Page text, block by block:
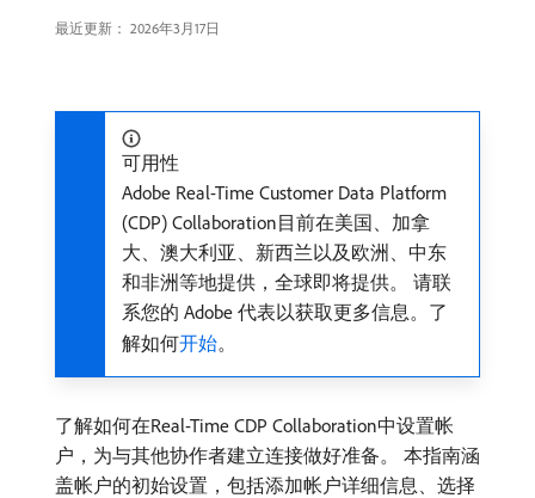
最近更新： 2026年3月17日
可用性
Adobe Real-Time Customer Data Platform
(CDP) Collaboration目前在美国、加拿
大、澳大利亚、新西兰以及欧洲、中东
和非洲等地提供，全球即将提供。 请联
系您的 Adobe 代表以获取更多信息。了
解如何开始。
了解如何在Real-Time CDP Collaboration中设置帐
户，为与其他协作者建立连接做好准备。 本指南涵
盖帐户的初始设置，包括添加帐户详细信息、选择